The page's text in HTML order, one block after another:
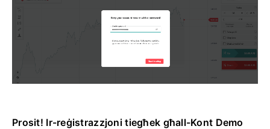
Prosit! Ir-reġistrazzjoni tiegħek għall-Kont Demo